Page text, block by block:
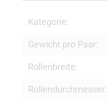
Kategorie:
Gewicht pro Paar:
Rollenbreite:
Rollendurchmesser: